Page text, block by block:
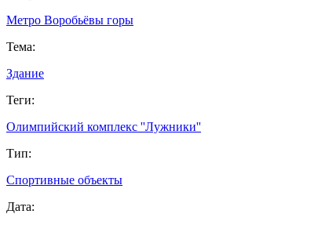
Метро Воробьёвы горы
Тема:
Здание
Теги:
Олимпийский комплекс ''Лужники''
Тип:
Спортивные объекты
Дата: